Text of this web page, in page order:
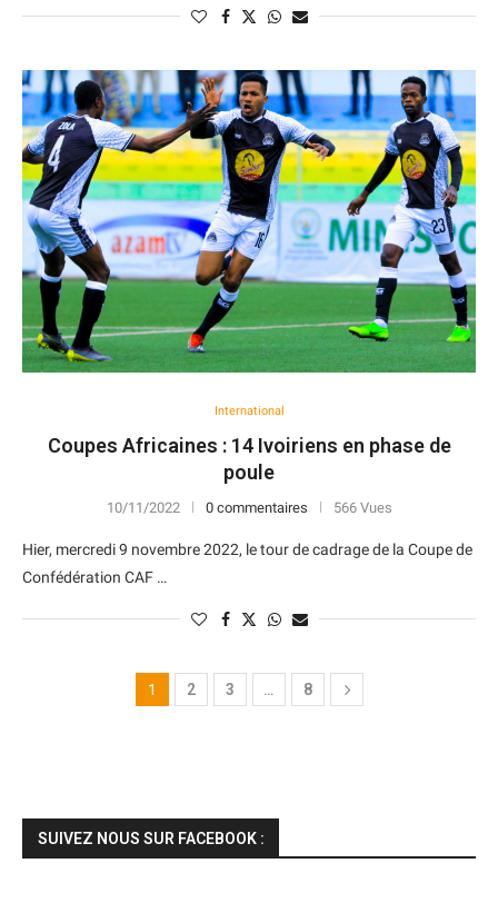
International
Coupes Africaines : 14 Ivoiriens en phase de
poule
10/11/2022 0 commentaires 566 Vues
Hier, mercredi 9 novembre 2022, le tour de cadrage de la Coupe de
Confédération CAF …
1 2 3 … 8
SUIVEZ NOUS SUR FACEBOOK :